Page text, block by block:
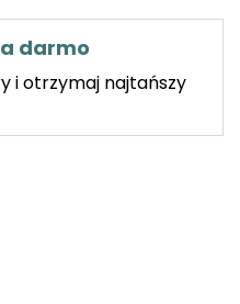
darmo
i otrzymaj najtańszy